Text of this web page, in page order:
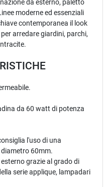
da esterno, paletto
moderne ed essenziali
contemporanea il look
arredare giardini, parchi,
da 60 watt di potenza
l'uso di una
60mm.
grazie al grado di
serie applique, lampadari